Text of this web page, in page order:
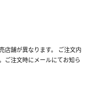
店舗が異なります。 ご注文内
ご注文時にメールにてお知ら